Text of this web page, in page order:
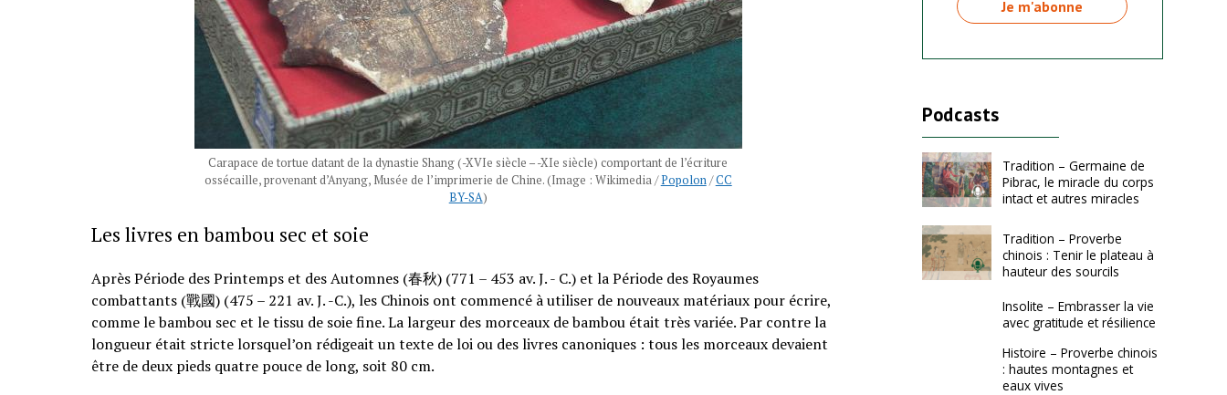
Carapace de tortue datant de la dynastie Shang (-XVIe siècle – -XIe siècle) comportant de l’écriture
ossécaille, provenant d’Anyang, Musée de l’imprimerie de Chine. (Image : Wikimedia /Popolon/CC
BY-SA)
Les livres en bambou sec et soie
Après Période des Printemps et des Automnes (春秋) (771 – 453 av. J. - C.) et la Période des Royaumes
combattants (戰國) (475 – 221 av. J. -C.), les Chinois ont commencé à utiliser de nouveaux matériaux pour écrire,
comme le bambou sec et le tissu de soie fine. La largeur des morceaux de bambou était très variée. Par contre la
longueur était stricte lorsquel’on rédigeait un texte de loi ou des livres canoniques : tous les morceaux devaient
être de deux pieds quatre pouce de long, soit 80 cm.
Podcasts
Tradition – Germaine de
Pibrac, le miracle du corps
intact et autres miracles
Tradition – Proverbe
chinois : Tenir le plateau à
hauteur des sourcils
Insolite – Embrasser la vie
avec gratitude et résilience
Histoire – Proverbe chinois
: hautes montagnes et
eaux vives